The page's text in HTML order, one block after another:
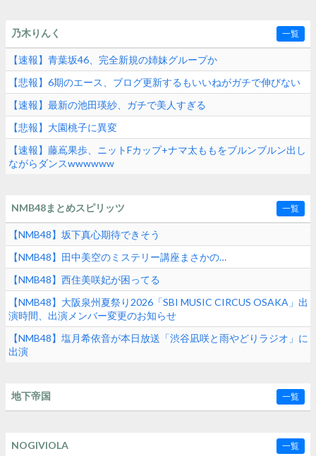
乃木りんく 一覧
【速報】青葉坂46、完全新規の姉妹グループか
【悲報】6期のエース、ブログ更新するもいいねがガチで伸びない
【速報】最新の池田瑛紗、ガチで美人すぎる
【悲報】大園桃子に異変
【速報】藤嶌果歩、ニットFカップ+ナマ太ももをブルンブルン出し
ながらダンスwwwwww
NMB48まとめスピリッツ 一覧
【NMB48】坂下真心期待できそう
【NMB48】田中美空のミステリー講座まさかの…
【NMB48】西住美咲妃が困ってる
【NMB48】大阪泉州夏祭り2026「SBI MUSIC CIRCUS OSAKA」出
演時間、出演メンバー変更のお知らせ
【NMB48】塩月希依音が本日放送「渋谷凪咲と雨やどりラジオ」に
出演
地下帝国 一覧
NOGIVIOLA 一覧